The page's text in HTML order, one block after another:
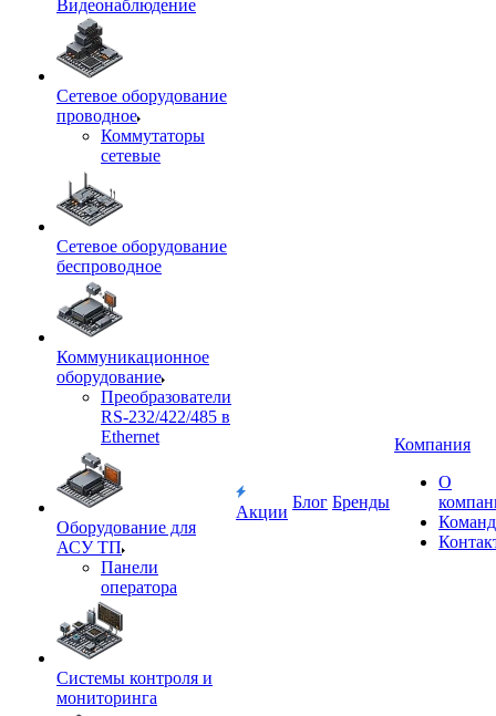
Видеонаблюдение
Сетевое оборудование
проводное
Коммутаторы
сетевые
Сетевое оборудование
беспроводное
Коммуникационное
оборудование
Преобразователи
RS-232/422/485 в
Ethernet
Оборудование для
АСУ ТП
Панели
оператора
Системы контроля и
мониторинга
Акции
Блог Бренды
Компания
О